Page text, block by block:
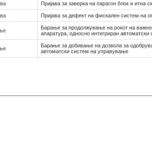
Пријава за заверка на парагон блок и итна
Пријава за дефект на фискален систем на
Барање за продолжување на рокот на
апаратура, односно интегриран
Барање за добивање на дозвола за
автоматски систем на управување